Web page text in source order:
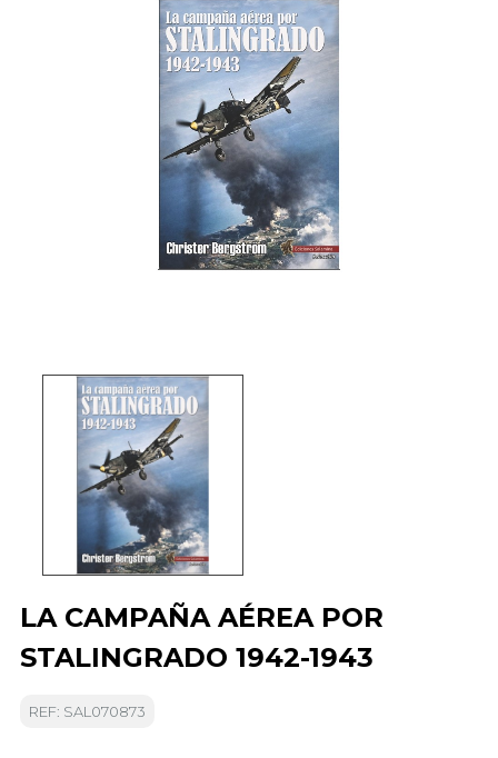
LA CAMPAÑA AÉREA POR
STALINGRADO 1942-1943
REF: SAL070873